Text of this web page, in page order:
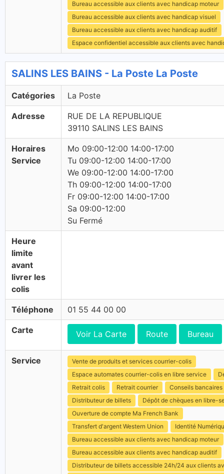
Bureau accessible aux clients avec handicap moteur
Bureau accessible aux clients avec handicap visuel
Bureau accessible aux clients avec handicap auditif
Espace confidentiel accessible aux clients avec
SALINS LES BAINS - La Poste La Poste
Catégories La Poste
Adresse
RUE DE LA REPUBLIQUE
39110 SALINS LES BAINS
Horaires
Service
Mo 09:00-12:00 14:00-17:00
Tu 09:00-12:00 14:00-17:00
We 09:00-12:00 14:00-17:00
Th 09:00-12:00 14:00-17:00
Fr 09:00-12:00 14:00-17:00
Sa 09:00-12:00
Su Fermé
Heure
limite
avant
livrer les
colis
Téléphone 01 55 44 00 00
Carte Voir La Carte Route Bureau
Service
Vente de produits et services courrier-colis
Espace automates courrier-colis en libre service
Retrait colis
Retrait courrier
Conseils bancaires
Distributeur de billets
Dépôt de chèques en libre-
Ouverture de compte Ma French Bank
Transfert d'argent Western Union
Identité
Bureau accessible aux clients avec handicap moteur
Bureau accessible aux clients avec handicap auditif
Distributeur de billets accessible 24h/24 aux clients